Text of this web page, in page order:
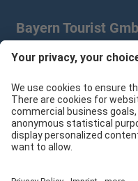
Bayern Tourist
Prinz-Ludwig-Palais |
branchenpartner@btg-